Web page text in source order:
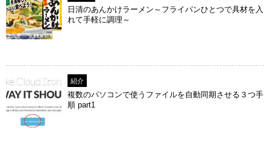
日清のあんかけラーメン～フライパンひとつで具材を入
れて手軽に調理～
紹介
複数のパソコンで使うファイルを自動同期させる３つ手
順 part1